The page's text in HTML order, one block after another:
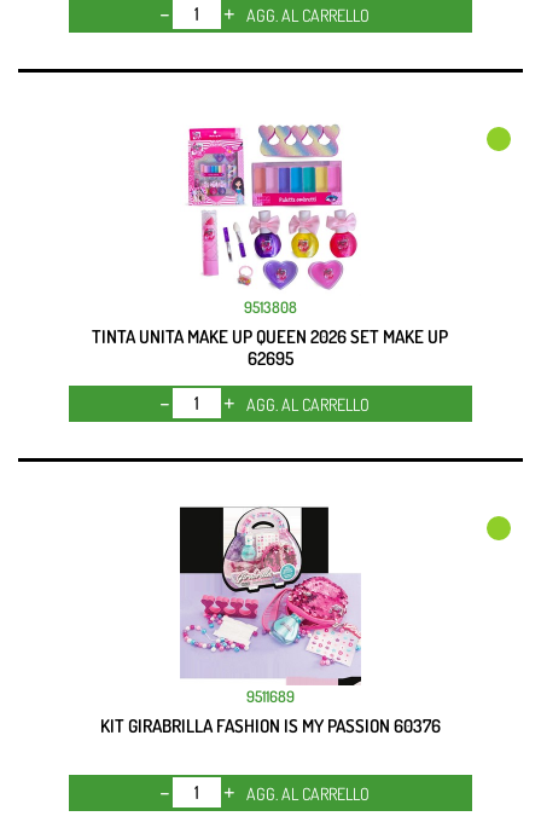
Quantità
AGG. AL CARRELLO
9513808
TINTA UNITA MAKE UP QUEEN 2026 SET MAKE UP
62695
Quantità
AGG. AL CARRELLO
9511689
KIT GIRABRILLA FASHION IS MY PASSION 60376
Quantità
AGG. AL CARRELLO